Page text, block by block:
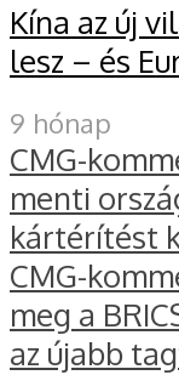
Kína az új
lesz – és
9 hónap
CMG-
menti
kártérítést
CMG-
meg a
az újabb